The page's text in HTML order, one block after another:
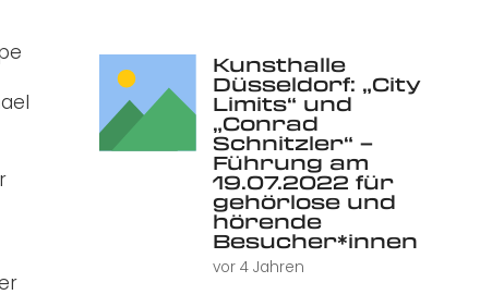
Kunsthalle
Düsseldorf: „City
Limits“ und
„Conrad
Schnitzler“ –
Führung am
19.07.2022 für
gehörlose und
hörende
Besucher*innen
vor 4 Jahren